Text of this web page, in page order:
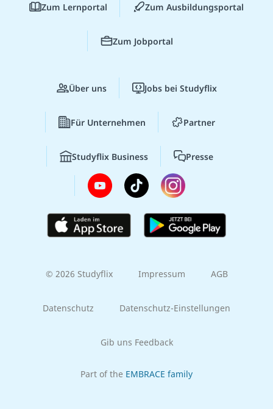
Zum Lernportal Zum Ausbildungsportal
Zum Jobportal
Über uns Jobs bei Studyflix
Für Unternehmen Partner
Studyflix Business Presse
© 2026 Studyflix Impressum AGB
Datenschutz Datenschutz-Einstellungen
Gib uns Feedback
Part of the EMBRACE family